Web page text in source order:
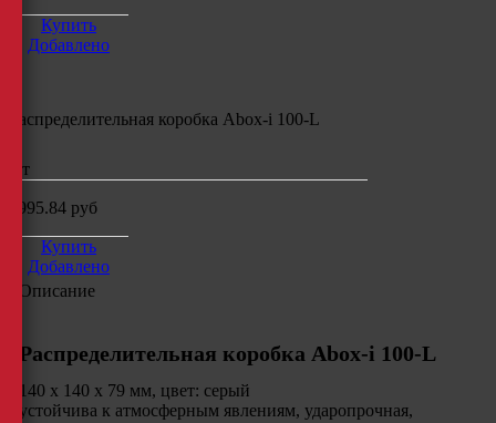
Купить
Добавлено
Распределительная коробка Abox-i 100-L
шт
1995.84 руб
Купить
Добавлено
Описание
Распределительная коробка Abox-i 100-L
140 x 140 x 79 мм, цвет: серый
устойчива к атмосферным явлениям, ударопрочная,